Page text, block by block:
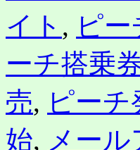
イト , ピ
ーチ搭乗
売, ピーチ
始, メー